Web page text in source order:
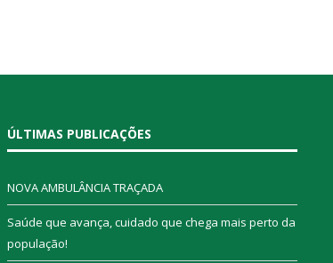
ÚLTIMAS PUBLICAÇÕES
NOVA AMBULÂNCIA TRAÇADA
Saúde que avança, cuidado que chega mais perto da
população!